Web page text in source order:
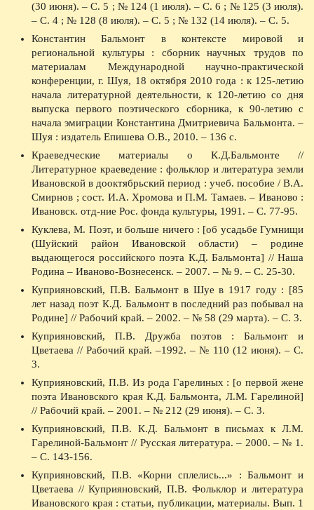
(30 июня). – С. 5 ; № 124 (1 июля). – С. 6 ; № 125 (3 июля).
– С. 4 ; № 128 (8 июля). – С. 5 ; № 132 (14 июля). – С. 5.
Константин Бальмонт в контексте мировой и
региональной культуры : сборник научных трудов по
материалам Международной научно-практической
конференции, г. Шуя, 18 октября 2010 года : к 125-летию
начала литературной деятельности, к 120-летию со дня
выпуска первого поэтического сборника, к 90-летию с
начала эмиграции Константина Дмитриевича Бальмонта. –
Шуя : издатель Епишева О.В., 2010. – 136 с.
Краеведческие материалы о К.Д.Бальмонте //
Литературное краеведение : фольклор и литература земли
Ивановской в дооктябрьский период : учеб. пособие / В.А.
Смирнов ; сост. И.А. Хромова и П.М. Тамаев. – Иваново :
Ивановск. отд-ние Рос. фонда культуры, 1991. – С. 77-95.
Куклева, М. Поэт, и больше ничего : [об усадьбе Гумнищи
(Шуйский район Ивановской области) – родине
выдающегося российского поэта К.Д. Бальмонта] // Наша
Родина – Иваново-Вознесенск. – 2007. – № 9. – С. 25-30.
Куприяновский, П.В. Бальмонт в Шуе в 1917 году : [85
лет назад поэт К.Д. Бальмонт в последний раз побывал на
Родине] // Рабочий край. – 2002. – № 58 (29 марта). – С. 3.
Куприяновский, П.В. Дружба поэтов : Бальмонт и
Цветаева // Рабочий край. –1992. – № 110 (12 июня). – С.
3.
Куприяновский, П.В. Из рода Гарелиных : [о первой жене
поэта Ивановского края К.Д. Бальмонта, Л.М. Гарелиной]
// Рабочий край. – 2001. – № 212 (29 июня). – С. 3.
Куприяновский, П.В. К.Д. Бальмонт в письмах к Л.М.
Гарелиной-Бальмонт // Русская литература. – 2000. – № 1.
– С. 143-156.
Куприяновский, П.В. «Корни сплелись...» : Бальмонт и
Цветаева // Куприяновский, П.В. Фольклор и литература
Ивановского края : статьи, публикации, материалы. Вып. 1